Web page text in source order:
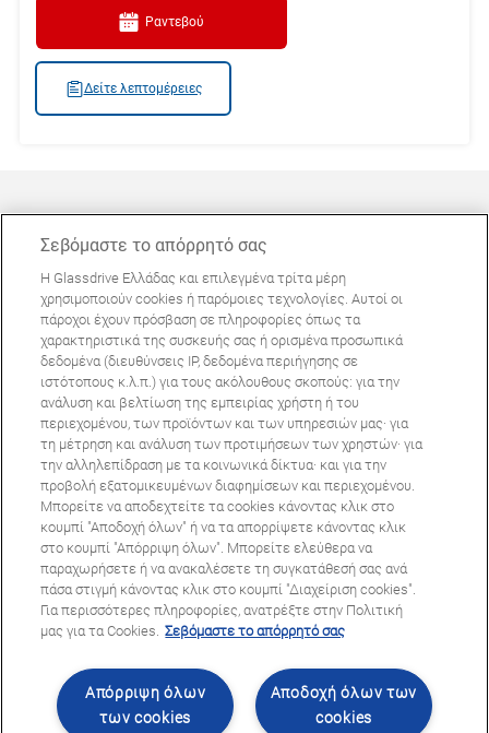
Ραντεβού
Δείτε λεπτομέρειες
ΜΠΟΡΕΊ ΝΑ ΣΑΣ ΕΝΔΙΑΦΈΡΕΙ
Συχνές ερωτήσεις
Σχετικά με εμάς
Πανευρωπαϊκό δίκτυο
Όροι Χρήσης ΙστοτόπουΠολιτική Απορρήτου
© Copyright 2024 Glassdrive. All rights reserved | 2024
Ακολουθήστε μας
Σεβόμαστε το απόρρητό σας
Η Glassdrive Ελλάδας και επιλεγμένα τρίτα μέρη
χρησιμοποιούν cookies ή παρόμοιες τεχνολογίες. Αυτοί οι
πάροχοι έχουν πρόσβαση σε πληροφορίες όπως τα
χαρακτηριστικά της συσκευής σας ή ορισμένα προσωπικά
δεδομένα (διευθύνσεις IP, δεδομένα περιήγησης σε
ιστότοπους κ.λ.π.) για τους ακόλουθους σκοπούς: για την
ανάλυση και βελτίωση της εμπειρίας χρήστη ή του
περιεχομένου, των προϊόντων και των υπηρεσιών μας· για
τη μέτρηση και ανάλυση των προτιμήσεων των χρηστών· για
την αλληλεπίδραση με τα κοινωνικά δίκτυα· και για την
προβολή εξατομικευμένων διαφημίσεων και περιεχομένου.
Μπορείτε να αποδεχτείτε τα cookies κάνοντας κλικ στο
κουμπί "Αποδοχή όλων" ή να τα απορρίψετε κάνοντας κλικ
στο κουμπί "Απόρριψη όλων". Μπορείτε ελεύθερα να
παραχωρήσετε ή να ανακαλέσετε τη συγκατάθεσή σας ανά
πάσα στιγμή κάνοντας κλικ στο κουμπί "Διαχείριση cookies".
Για περισσότερες πληροφορίες, ανατρέξτε στην Πολιτική
μας για τα Cookies. Σεβόμαστε το απόρρητό σας
Αποδοχή όλων των
cookies
Απόρριψη όλων
των cookies